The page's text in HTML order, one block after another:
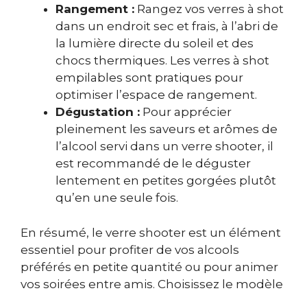
Rangement : Rangez vos verres à shot
dans un endroit sec et frais, à l’abri de
la lumière directe du soleil et des
chocs thermiques. Les verres à shot
empilables sont pratiques pour
optimiser l’espace de rangement.
Dégustation : Pour apprécier
pleinement les saveurs et arômes de
l’alcool servi dans un verre shooter, il
est recommandé de le déguster
lentement en petites gorgées plutôt
qu’en une seule fois.
En résumé, le verre shooter est un élément
essentiel pour profiter de vos alcools
préférés en petite quantité ou pour animer
vos soirées entre amis. Choisissez le modèle